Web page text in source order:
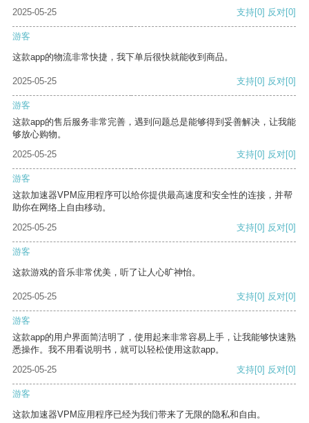
2025-05-25 支持[0] 反对[0]
游客
这款app的物流非常快捷，我下单后很快就能收到商品。
2025-05-25 支持[0] 反对[0]
游客
这款app的售后服务非常完善，遇到问题总是能够得到妥善解决，让我能
够放心购物。
2025-05-25
支持[0] 反对[0]
游客
这款加速器VPM应用程序可以给你提供最高速度和安全性的连接，并帮
助你在网络上自由移动。
2025-05-25
支持[0] 反对[0]
游客
这款游戏的音乐非常优美，听了让人心旷神怡。
2025-05-25 支持[0] 反对[0]
游客
这款app的用户界面简洁明了，使用起来非常容易上手，让我能够快速熟
悉操作。我不用看说明书，就可以轻松使用这款app。
2025-05-25
支持[0] 反对[0]
游客
这款加速器VPM应用程序已经为我们带来了无限的隐私和自由。